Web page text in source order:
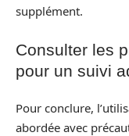
supplément.
Consulter les
pour un suivi
Pour conclure,
abordée avec